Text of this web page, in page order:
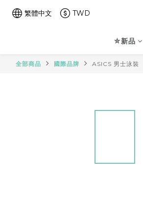
繁體中文 TWD
⛤新品
全部商品 國際品牌 ASICS 男士泳裝